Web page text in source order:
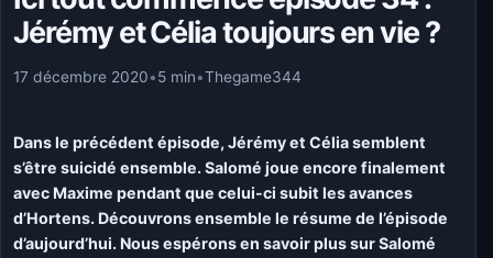
Jérémy et Célia toujours en vie ?
17 décembre 2020•5 min•Thegame344
Dans le précédent épisode, Jérémy et Célia semblent
s’être suicidé ensemble. Salomé joue encore finalement
avec Maxime pendant que celui-ci subit les avances
d’Hortens. Découvrons ensemble le résume de l’épisode
d’aujourd’hui. Nous espérons en savoir plus sur Salomé